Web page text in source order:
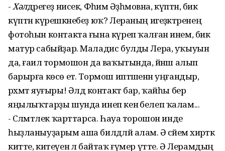
-Хәлдәрегеҙ нисек, Фәһимә Әҙһәмовна, күптән, бик
күптән күрешкәнебеҙ юҡ? Лераның игеҙәктәренең
фотоһын контакта ғына күреп ҡалған инем, бик
матур сабыйҙар. Маладис булды Лера, уҡыуын
да, ғаилә тормошон да ваҡытында, йәнәш алып
барырға көсө етә. Тормош иптәшенән уңғандыр,
рәхмәт яуғыры! Әлдә контакт бар, ҡайһы бер
яңылыҡтарҙы шунда инеп кенә белеп ҡалам...
- Сәләмәтлек ҡарттарса. Һауа торошон инде
һыҙланыуҙарым аша билдәләй алам. Ә әсәйем әхирәткә
китте, китеүенә лә байтаҡ ғүмер үтте. Ә Лерамдың